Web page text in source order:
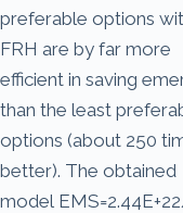
preferable options
FRH are by far more
efficient in saving
than the least
options (about 250
better). The obtained
model